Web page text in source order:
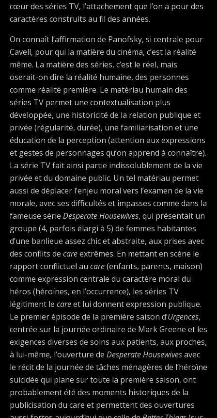
cœur des séries TV, l’attachement que l’on a pour des
caractères construits au fil des années.
On connaît l’affirmation de Panofsky, si centrale pour
Cavell, pour qui la matière du cinéma, c’est la réalité
même. La matière des séries, c’est le réel, mais
oserait-on dire la réalité humaine, des personnes
comme réalité première. Le matériau humain des
séries TV permet une contextualisation plus
développée, une historicité de la relation publique et
privée (régularité, durée), une familiarisation et une
éducation de la perception (attention aux expressions
et gestes de personnages qu’on apprend à connaître).
La série TV fait ainsi partie indissolublement de la vie
privée et du domaine public. Un tel matériau permet
aussi de déplacer l’enjeu moral vers l’examen de la vie
morale, avec ses difficultés et impasses comme dans la
fameuse série Desperate Housewives, qui présentait un
groupe (4, parfois élargi à 5) de femmes habitantes
d’une banlieue assez chic et abstraite, aux prises avec
des conflits de careextrêmes. En mettant en scène le
rapport conflictuel au care(enfants, parents, maison)
comme expression centrale du caractère moral du
héros (héroïnes, en l’occurrence), les séries TV
légitiment le careet lui donnent expression publique.
Le premier épisode de la première saison d’Urgences,
centrée sur la journée ordinaire de Mark Greene et les
exigences diverses de soins aux patients, aux proches,
à lui-même, l’ouverture de Desperate Housewivesavec
le récit de la journée de tâches ménagères de l’héroïne
suicidée qui plane sur toute la première saison, ont
probablement été des moments historiques de la
publicisation du care et permettent des ouvertures